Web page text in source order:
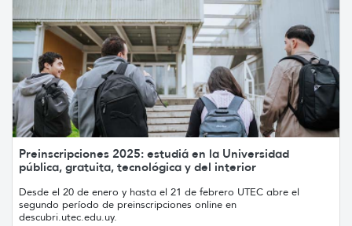
Preinscripciones 2025: estudiá en la Universidad
pública, gratuita, tecnológica y del interior
Desde el 20 de enero y hasta el 21 de febrero UTEC abre el
segundo período de preinscripciones online en
descubri.utec.edu.uy.